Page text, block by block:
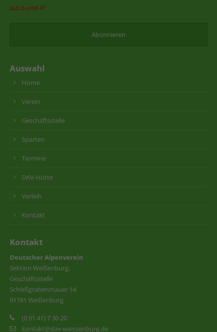
aus 6 und 4?
Auswahl
Home
Verein
Geschäftsstelle
Sparten
Termine
DAV-Hütte
Verleih
Kontakt
Kontakt
Deutscher Alpenverein
Sektion Weißenburg,
Geschäftsstelle
Schießgrabenmauer 14
91781 Weißenburg
(0 91 41) 7 30 20
kontakt@dav-weissenburg.de